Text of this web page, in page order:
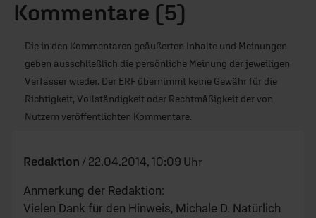
Kommentare (5)
Die in den Kommentaren geäußerten Inhalte und Meinungen
geben ausschließlich die persönliche Meinung der jeweiligen
Verfasser wieder. Der ERF übernimmt keine Gewähr für die
Richtigkeit, Vollständigkeit oder Rechtmäßigkeit der von
Nutzern veröffentlichten Kommentare.
Redaktion / 22.04.2014, 10:09 Uhr
Anmerkung der Redaktion:
Vielen Dank für den Hinweis, Michale D. Natürlich